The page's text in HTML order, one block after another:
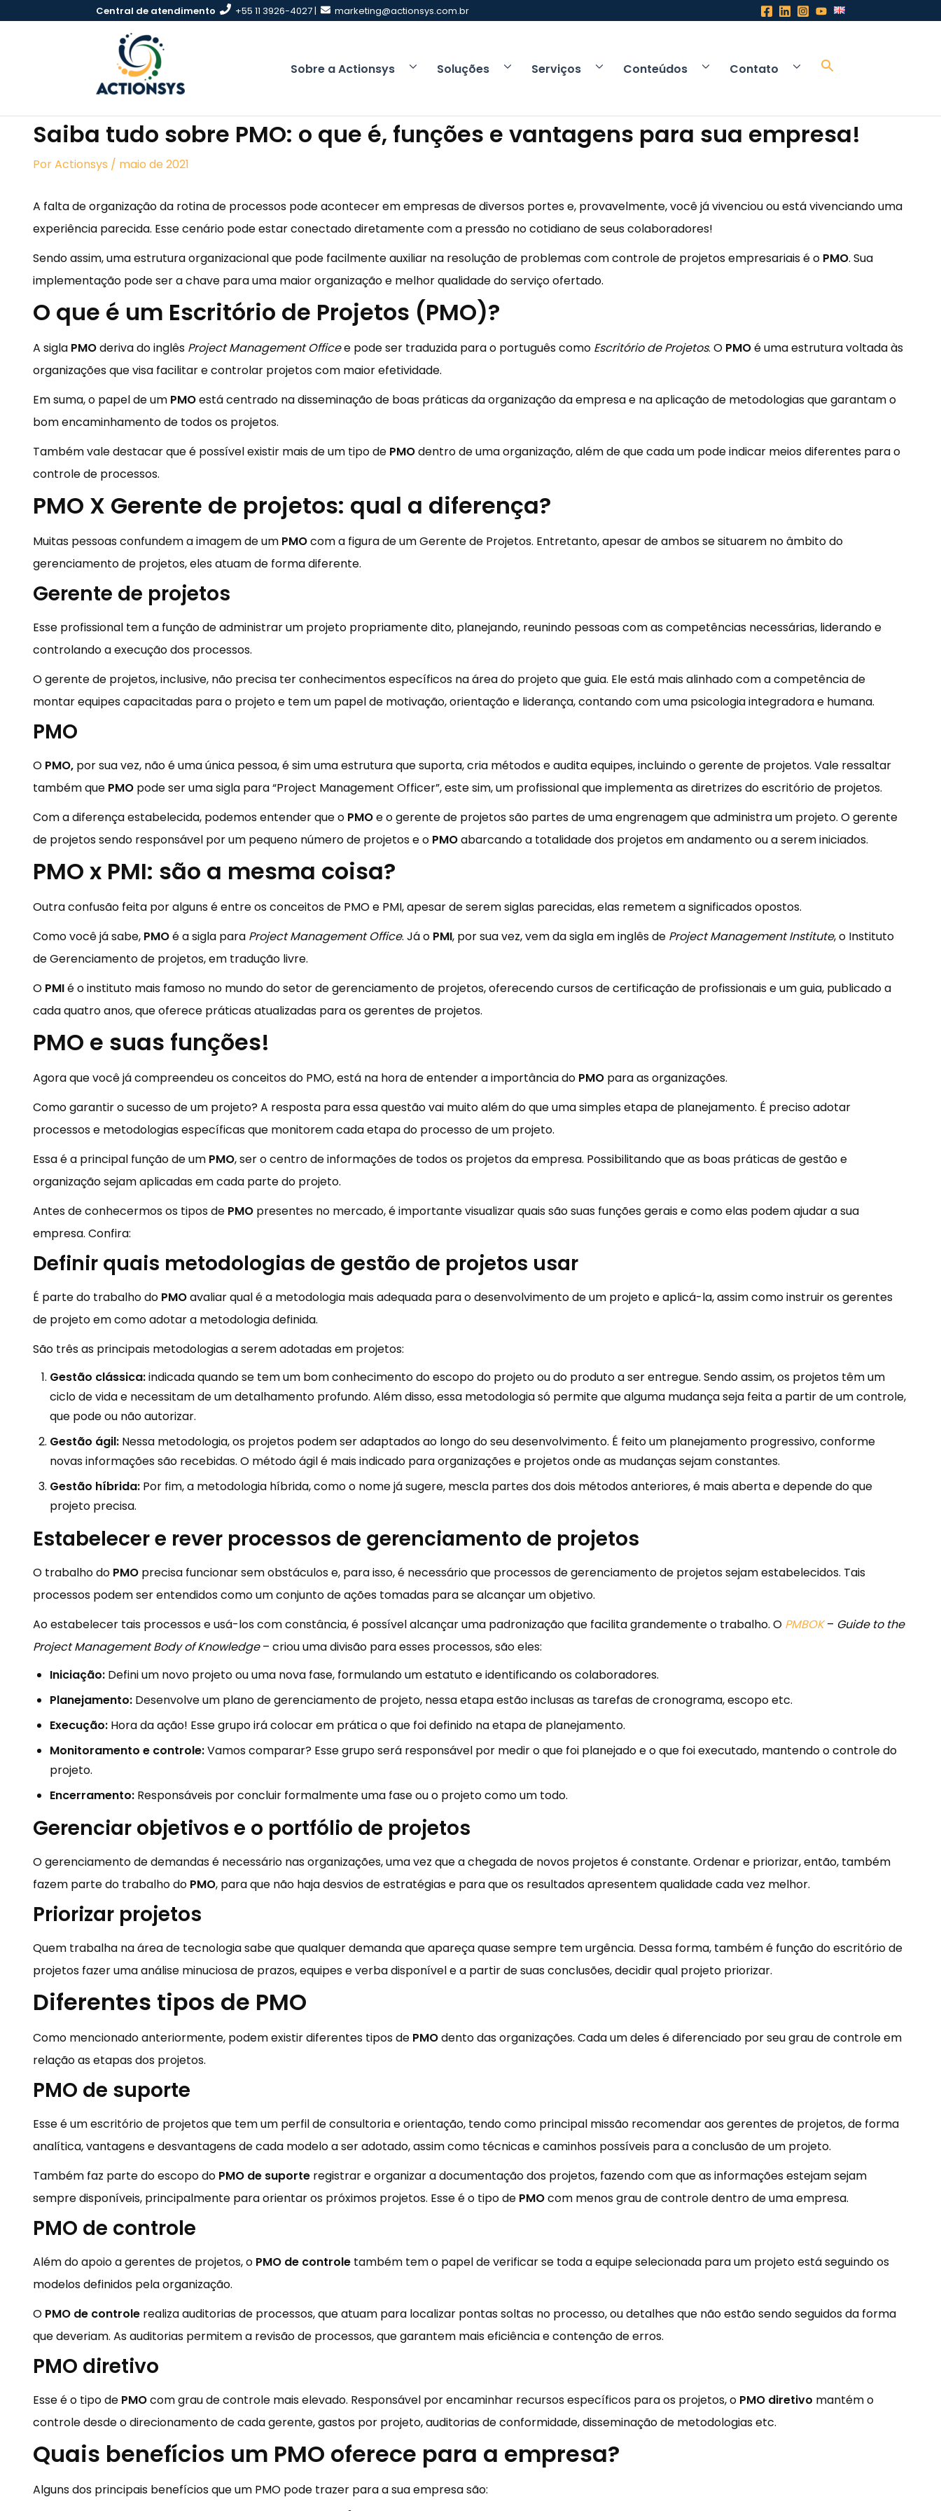
para
Central de atendimento +55 11 3926-4027 | marketing@actionsys.com.br
Sobre a Actionsys Soluções Serviços Conteúdos Contato
Saiba tudo sobre PMO: o que é, funções e vantagens para sua empresa!
PorActionsys / maio de 2021
A falta de organização da rotina de processos pode acontecer em empresas de diversos portes e, provavelmente, você já vivenciou ou está vivenciando uma
experiência parecida. Esse cenário pode estar conectado diretamente com a pressão no cotidiano de seus colaboradores!
Sendo assim, uma estrutura organizacional que pode facilmente auxiliar na resolução de problemas com controle de projetos empresariais é o PMO. Sua
implementação pode ser a chave para uma maior organização e melhor qualidade do serviço ofertado.
O que é um Escritório de Projetos (PMO)?
A sigla PMOderiva do inglês Project Management Officee pode ser traduzida para o português como Escritório de Projetos. O PMOé uma estrutura voltada às
organizações que visa facilitar e controlar projetos com maior efetividade.
Em suma, o papel de um PMOestá centrado na disseminação de boas práticas da organização da empresa e na aplicação de metodologias que garantam o
bom encaminhamento de todos os projetos.
Também vale destacar que é possível existir mais de um tipo de PMOdentro de uma organização, além de que cada um pode indicar meios diferentes para o
controle de processos.
PMO X Gerente de projetos: qual a diferença?
Muitas pessoas confundem a imagem de um PMOcom a figura de um Gerente de Projetos. Entretanto, apesar de ambos se situarem no âmbito do
gerenciamento de projetos, eles atuam de forma diferente.
Gerente de projetos
Esse profissional tem a função de administrar um projeto propriamente dito, planejando, reunindo pessoas com as competências necessárias, liderando e
controlando a execução dos processos.
O gerente de projetos, inclusive, não precisa ter conhecimentos específicos na área do projeto que guia. Ele está mais alinhado com a competência de
montar equipes capacitadas para o projeto e tem um papel de motivação, orientação e liderança, contando com uma psicologia integradora e humana.
PMO
O PMO, por sua vez, não é uma única pessoa, é sim uma estrutura que suporta, cria métodos e audita equipes, incluindo o gerente de projetos. Vale ressaltar
também que PMO pode ser uma sigla para “Project Management Officer”, este sim, um profissional que implementa as diretrizes do escritório de projetos.
Com a diferença estabelecida, podemos entender que o PMOe o gerente de projetos são partes de uma engrenagem que administra um projeto. O gerente
de projetos sendo responsável por um pequeno número de projetos e o PMOabarcando a totalidade dos projetos em andamento ou a serem iniciados.
PMO x PMI: são a mesma coisa?
Outra confusão feita por alguns é entre os conceitos de PMO e PMI, apesar de serem siglas parecidas, elas remetem a significados opostos.
Como você já sabe, PMOé a sigla para Project Management Office. Já o PMI, por sua vez, vem da sigla em inglês de Project Management Institute, o Instituto
de Gerenciamento de projetos, em tradução livre.
O PMIé o instituto mais famoso no mundo do setor de gerenciamento de projetos, oferecendo cursos de certificação de profissionais e um guia, publicado a
cada quatro anos, que oferece práticas atualizadas para os gerentes de projetos.
PMO e suas funções!
Agora que você já compreendeu os conceitos do PMO, está na hora de entender a importância do PMO para as organizações.
Como garantir o sucesso de um projeto? A resposta para essa questão vai muito além do que uma simples etapa de planejamento. É preciso adotar
processos e metodologias específicas que monitorem cada etapa do processo de um projeto.
Essa é a principal função de um PMO, ser o centro de informações de todos os projetos da empresa. Possibilitando que as boas práticas de gestão e
organização sejam aplicadas em cada parte do projeto.
Antes de conhecermos os tipos de PMO presentes no mercado, é importante visualizar quais são suas funções gerais e como elas podem ajudar a sua
empresa. Confira:
Definir quais metodologias de gestão de projetos usar
É parte do trabalho do PMOavaliar qual é a metodologia mais adequada para o desenvolvimento de um projeto e aplicá-la, assim como instruir os gerentes
de projeto em como adotar a metodologia definida.
São três as principais metodologias a serem adotadas em projetos:
Gestão clássica:indicada quando se tem um bom conhecimento do escopo do projeto ou do produto a ser entregue. Sendo assim, os projetos têm um
ciclo de vida e necessitam de um detalhamento profundo. Além disso, essa metodologia só permite que alguma mudança seja feita a partir de um controle,
que pode ou não autorizar.
Gestão ágil: Nessa metodologia, os projetos podem ser adaptados ao longo do seu desenvolvimento. É feito um planejamento progressivo, conforme
novas informações são recebidas. O método ágil é mais indicado para organizações e projetos onde as mudanças sejam constantes.
Gestão híbrida: Por fim, a metodologia híbrida, como o nome já sugere, mescla partes dos dois métodos anteriores, é mais aberta e depende do que
projeto precisa.
Estabelecer e rever processos de gerenciamento de projetos
O trabalho do PMO precisa funcionar sem obstáculos e, para isso, é necessário que processos de gerenciamento de projetos sejam estabelecidos. Tais
processos podem ser entendidos como um conjunto de ações tomadas para se alcançar um objetivo.
Ao estabelecer tais processos e usá-los com constância, é possível alcançar uma padronização que facilita grandemente o trabalho. O PMBOK– Guide to the
Project Management Body of Knowledge– criou uma divisão para esses processos, são eles:
Iniciação: Defini um novo projeto ou uma nova fase, formulando um estatuto e identificando os colaboradores.
Planejamento: Desenvolve um plano de gerenciamento de projeto, nessa etapa estão inclusas as tarefas de cronograma, escopo etc.
Execução: Hora da ação! Esse grupo irá colocar em prática o que foi definido na etapa de planejamento.
Monitoramento e controle:Vamos comparar? Esse grupo será responsável por medir o que foi planejado e o que foi executado, mantendo o controle do
projeto.
Encerramento: Responsáveis por concluir formalmente uma fase ou o projeto como um todo.
Gerenciar objetivos e o portfólio de projetos
O gerenciamento de demandas é necessário nas organizações, uma vez que a chegada de novos projetos é constante. Ordenar e priorizar, então, também
fazem parte do trabalho do PMO, para que não haja desvios de estratégias e para que os resultados apresentem qualidade cada vez melhor.
Priorizar projetos
Quem trabalha na área de tecnologia sabe que qualquer demanda que apareça quase sempre tem urgência. Dessa forma, também é função do escritório de
projetos fazer uma análise minuciosa de prazos, equipes e verba disponível e a partir de suas conclusões, decidir qual projeto priorizar.
Diferentes tipos de PMO
Como mencionado anteriormente, podem existir diferentes tipos de PMOdento das organizações. Cada um deles é diferenciado por seu grau de controle em
relação as etapas dos projetos.
PMO de suporte
Esse é um escritório de projetos que tem um perfil de consultoria e orientação, tendo como principal missão recomendar aos gerentes de projetos, de forma
analítica, vantagens e desvantagens de cada modelo a ser adotado, assim como técnicas e caminhos possíveis para a conclusão de um projeto.
Também faz parte do escopo do PMO de suporte registrar e organizar a documentação dos projetos, fazendo com que as informações estejam sejam
sempre disponíveis, principalmente para orientar os próximos projetos. Esse é o tipo de PMOcom menos grau de controle dentro de uma empresa.
PMO de controle
Além do apoio a gerentes de projetos, o PMO de controle também tem o papel de verificar se toda a equipe selecionada para um projeto está seguindo os
modelos definidos pela organização.
O PMO de controle realiza auditorias de processos, que atuam para localizar pontas soltas no processo, ou detalhes que não estão sendo seguidos da forma
que deveriam. As auditorias permitem a revisão de processos, que garantem mais eficiência e contenção de erros.
PMO diretivo
Esse é o tipo de PMOcom grau de controle mais elevado. Responsável por encaminhar recursos específicos para os projetos, o PMO diretivo mantém o
controle desde o direcionamento de cada gerente, gastos por projeto, auditorias de conformidade, disseminação de metodologias etc.
Quais benefícios um PMO oferece para a empresa?
Alguns dos principais benefícios que um PMO pode trazer para a sua empresa são: